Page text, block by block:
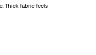
Thick fabric feels